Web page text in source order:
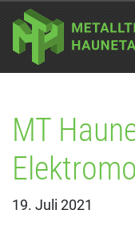
MT
19. Juli 2021